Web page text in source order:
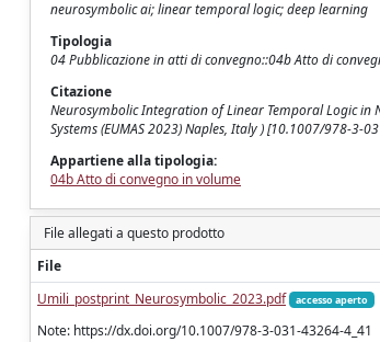
neurosymbolic ai; linear temporal logic; deep learning
Tipologia
04 Pubblicazione in atti di convegno::04b Atto di
Citazione
Neurosymbolic Integration of Linear Temporal Logic in
Systems (EUMAS 2023) Naples, Italy ) [10.1007/978-3-
Appartiene alla tipologia:
04b Atto di convegno in volume
File allegati a questo prodotto
File
Umili_postprint_Neurosymbolic_2023.pdf
accesso aperto
Note: https://dx.doi.org/10.1007/978-3-031-43264-4_41